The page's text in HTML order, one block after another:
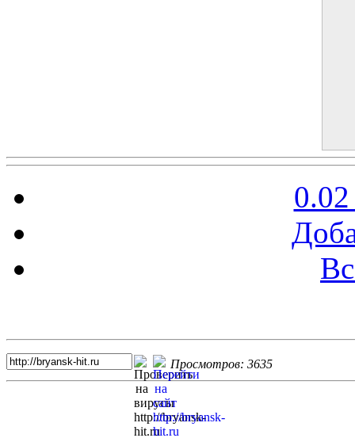
Просмотров: 3635